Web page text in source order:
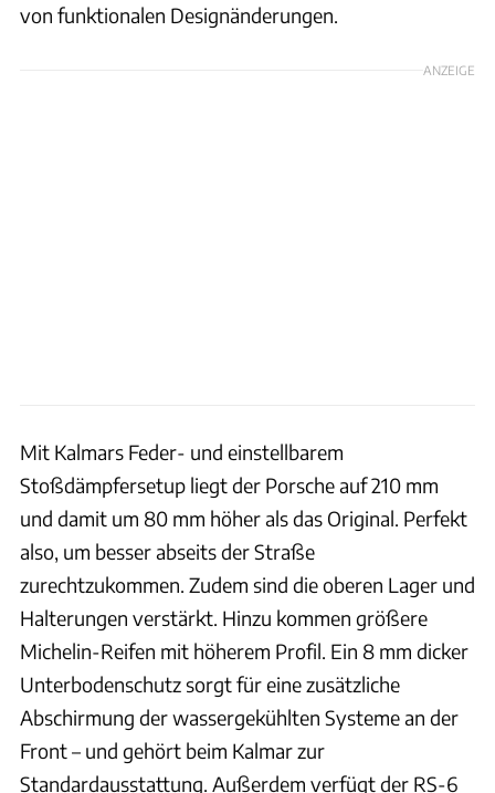
von funktionalen Designänderungen.
ANZEIGE
Mit Kalmars Feder- und einstellbarem
Stoßdämpfersetup liegt der Porsche auf 210 mm
und damit um 80 mm höher als das Original. Perfekt
also, um besser abseits der Straße
zurechtzukommen. Zudem sind die oberen Lager und
Halterungen verstärkt. Hinzu kommen größere
Michelin-Reifen mit höherem Profil. Ein 8 mm dicker
Unterbodenschutz sorgt für eine zusätzliche
Abschirmung der wassergekühlten Systeme an der
Front – und gehört beim Kalmar zur
Standardausstattung. Außerdem verfügt der RS-6